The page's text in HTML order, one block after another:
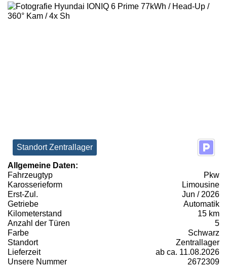
Standort Zentrallager
Allgemeine Daten:
Fahrzeugtyp
Pkw
Karosserieform
Limousine
Erst-Zul.
Jun / 2026
Getriebe
Automatik
Kilometerstand
15 km
Anzahl der Türen
5
Farbe
Schwarz
Standort
Zentrallager
Lieferzeit
ab ca. 11.08.2026
Unsere Nummer
2672309